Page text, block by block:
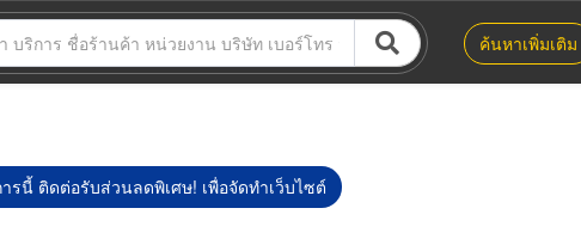
ค้นหาเพิ่มเติม
รนี้ ติดต่อรับส่วนลดพิเศษ! เพื่อจัดทำเว็บไซต์